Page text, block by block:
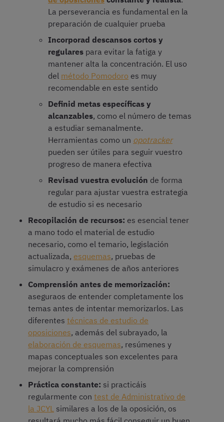
La perseverancia es fundamental en la
preparación de cualquier prueba
Incorporad descansos cortos y
regulares para evitar la fatiga y
mantener alta la concentración. El uso
del método Pomodoro es muy
recomendable en este sentido
Definid metas específicas y
alcanzables, como el número de temas
a estudiar semanalmente.
Herramientas como un opotracker
pueden ser útiles para seguir vuestro
progreso de manera efectiva
Revisad vuestra evolución de forma
regular para ajustar vuestra estrategia
de estudio si es necesario
Recopilación de recursos: es esencial tener
a mano todo el material de estudio
necesario, como el temario, legislación
actualizada, esquemas, pruebas de
simulacro y exámenes de años anteriores
Comprensión antes de memorización:
aseguraos de entender completamente los
temas antes de intentar memorizarlos. Las
diferentes técnicas de estudio de
oposiciones, además del subrayado, la
elaboración de esquemas, resúmenes y
mapas conceptuales son excelentes para
mejorar la comprensión
Práctica constante: si practicáis
regularmente con test de Administrativo de
la JCYL similares a los de la oposición, os